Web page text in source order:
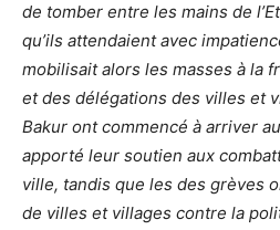
de tomber entre les mains de
qu’ils attendaient avec
mobilisait alors les masses à la
et des délégations des villes et
Bakur ont commencé à arriver
apporté leur soutien aux
ville, tandis que les des grèves
de villes et villages contre la